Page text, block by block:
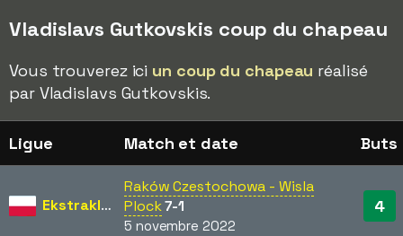
Vladislavs Gutkovskis coup du chapeau
Vous trouverez ici un coup du chapeau réalisé
par Vladislavs Gutkovskis.
Ligue Match et date Buts
Ekstraklasa
Raków Czestochowa - Wisla
Plock7-1
5 novembre 2022
4